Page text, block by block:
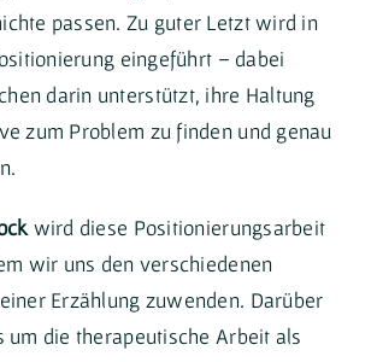
passen. Zu guter Letzt wird in
eingeführt – dabei
darin unterstützt, ihre Haltung
zum Problem zu finden und genau
wird diese Positionierungsarbeit
wir uns den verschiedenen
Erzählung zuwenden. Darüber
um die therapeutische Arbeit als